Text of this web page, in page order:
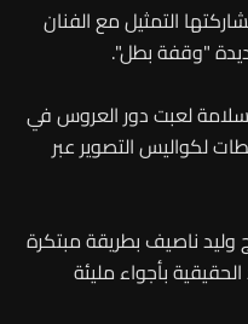
التمثيل مع الفنان
"وقفة بطل".
سلامة لعبت دور العروس في
لكواليس التصوير عبر
وليد ناصيف بطريقة مبتكرة
بأجواء مليئة